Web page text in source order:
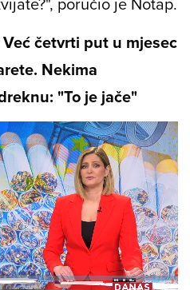
Već četvrti put u mjesec
Nekima
"To je jače"